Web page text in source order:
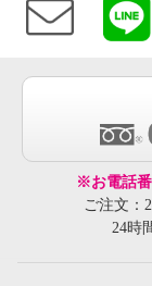
※お電話番
ご注文：
24時